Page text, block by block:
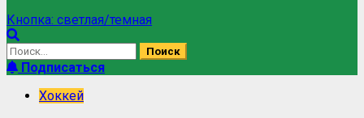
Кнопка: светлая/темная
Подписаться
Хоккей